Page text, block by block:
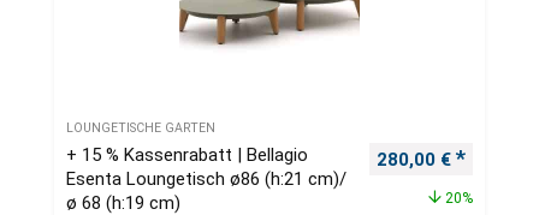
LOUNGETISCHE GARTEN
+ 15 % Kassenrabatt | Bellagio
Esenta Loungetisch ø86 (h:21 cm)/
ø 68 (h:19 cm)
Ursprünglicher
280,00 €
20%